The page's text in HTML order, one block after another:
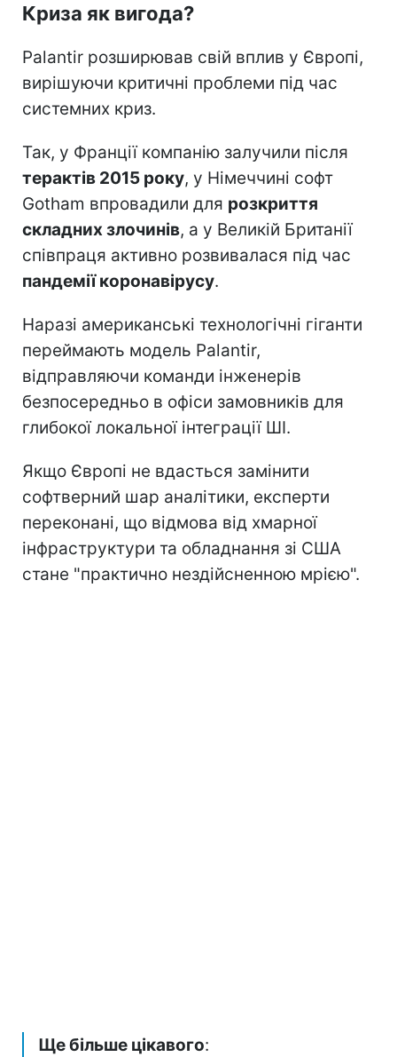
Криза як вигода?
Palantir розширював свій вплив у Європі,
вирішуючи критичні проблеми під час
системних криз.
Так, у Франції компанію залучили після
терактів 2015 року, у Німеччині софт
Gotham впровадили для розкриття
складних злочинів, а у Великій Британії
співпраця активно розвивалася під час
пандемії коронавірусу.
Наразі американські технологічні гіганти
переймають модель Palantir,
відправляючи команди інженерів
безпосередньо в офіси замовників для
глибокої локальної інтеграції ШІ.
Якщо Європі не вдасться замінити
софтверний шар аналітики, експерти
переконані, що відмова від хмарної
інфраструктури та обладнання зі США
стане "практично нездійсненною мрією".
Ще більше цікавого: